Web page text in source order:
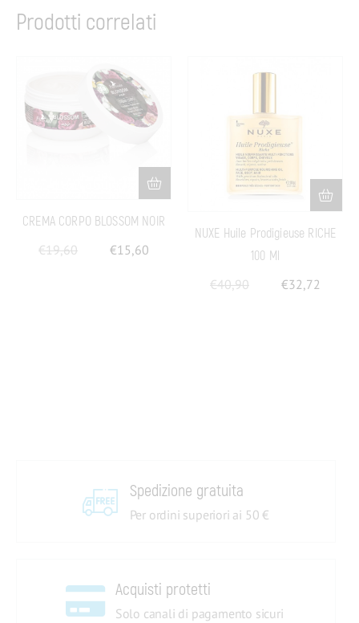
Prodotti correlati
CREMA CORPO BLOSSOM NOIR
€19,60 €15,60
NUXE Huile Prodigieuse RICHE
100 Ml
€40,90 €32,72
Spedizione gratuita
Per ordini superiori ai 50 €
Acquisti protetti
Solo canali di pagamento sicuri